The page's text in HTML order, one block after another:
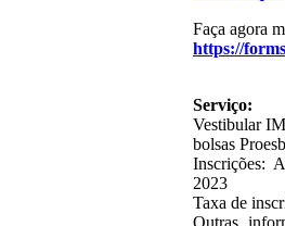
Faça agora
https://
Serviço:
Vestibular
bolsas
Inscrições:
2023
Taxa de
Outras